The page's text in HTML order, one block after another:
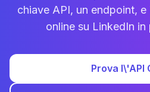
chiave API, un endpoint,
online su LinkedIn
Prova l\'API